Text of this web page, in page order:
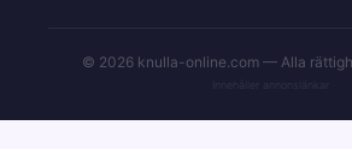
© 2026 knulla-online.com — Alla